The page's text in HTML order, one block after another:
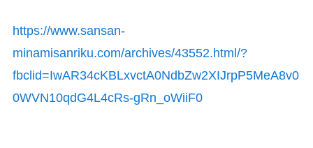
https://www.sansan-
minamisanriku.com/archives/43552.html/?
fbclid=IwAR34cKBLxvctA0NdbZw2XIJrpP5MeA8v0
0WVN10qdG4L4cRs-gRn_oWiiF0